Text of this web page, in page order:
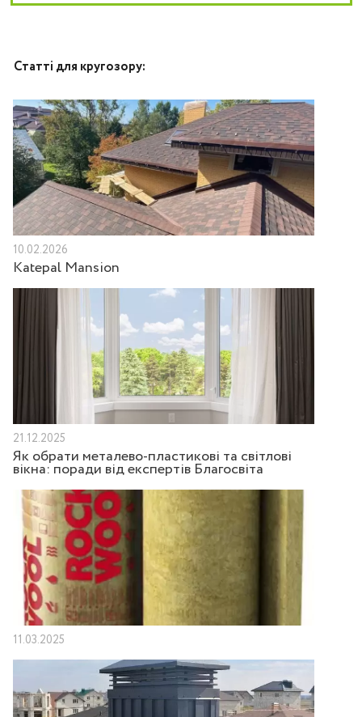
Статті для кругозору:
10.02.2026
Katepal Mansion
21.12.2025
Як обрати металево-пластикові та світлові
вікна: поради від експертів Благосвіта
11.03.2025